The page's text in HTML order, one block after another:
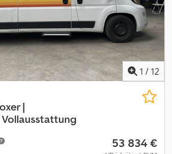
pagalvė, pilna techninės priežiūros
vairo stiprintuvas, vidurinė sėdynių
lovos, virtuvė transporto
padangos, vonios kambarys,
1 / 12
|
Vollausstattung
53 834 €